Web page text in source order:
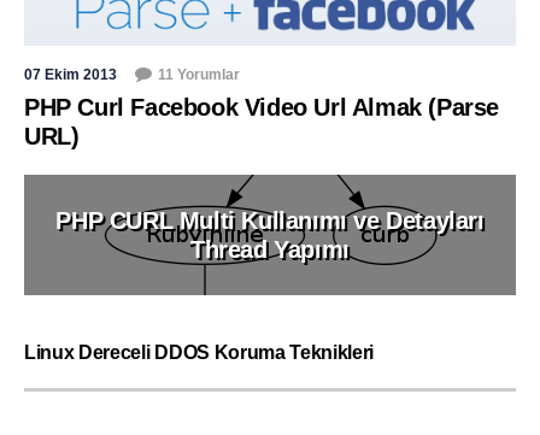
07 Ekim 2013 11 Yorumlar
PHP Curl Facebook Video Url Almak (Parse
URL)
PHP CURL Multi Kullanımı ve Detayları
Thread Yapımı
Linux Dereceli DDOS Koruma Teknikleri